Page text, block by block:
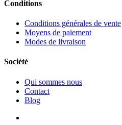
Conditions
Conditions générales de vente
Moyens de paiement
Modes de livraison
Société
Qui sommes nous
Contact
Blog